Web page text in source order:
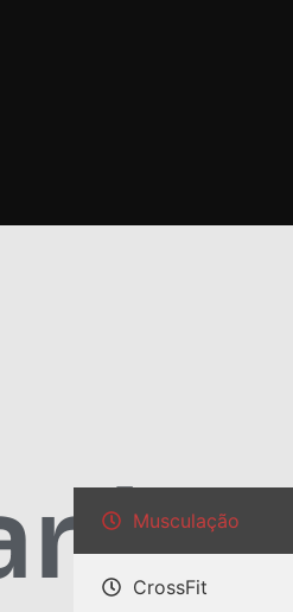
Musculação
CrossFit